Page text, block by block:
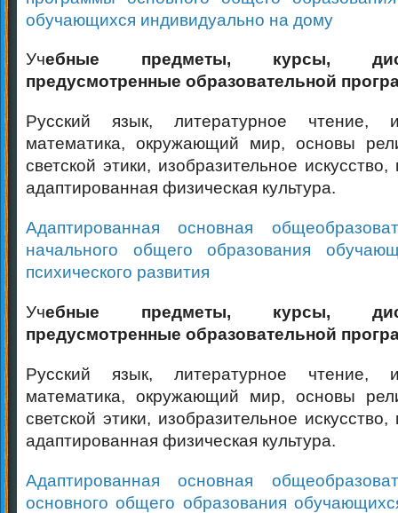
обучающихся индивидуально на дому
Учебные предметы, курсы,
предусмотренные образовательной
Русский язык, литературное чтение,
математика, окружающий мир, основы
светской этики, изобразительное
адаптированная физическая культура.
Адаптированная основная
начального общего образования
психического развития
Учебные предметы, курсы,
предусмотренные образовательной
Русский язык, литературное чтение,
математика, окружающий мир, основы
светской этики, изобразительное
адаптированная физическая культура.
Адаптированная основная
основного общего образования